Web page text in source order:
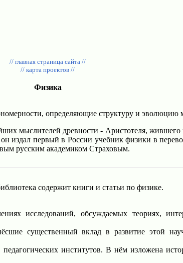
// главная страница сайта //
// карта проектов //
Физика
определяющие структуру и эволюцию
мыслителей древности - Аристотеля,
издал первый в России учебник физики в
русским академиком Страховым.
содержит книги и статьи по физике.
исследований, обсуждаемых теориях,
существенный вклад в развитие этой
педагогических институтов. В нём изложена